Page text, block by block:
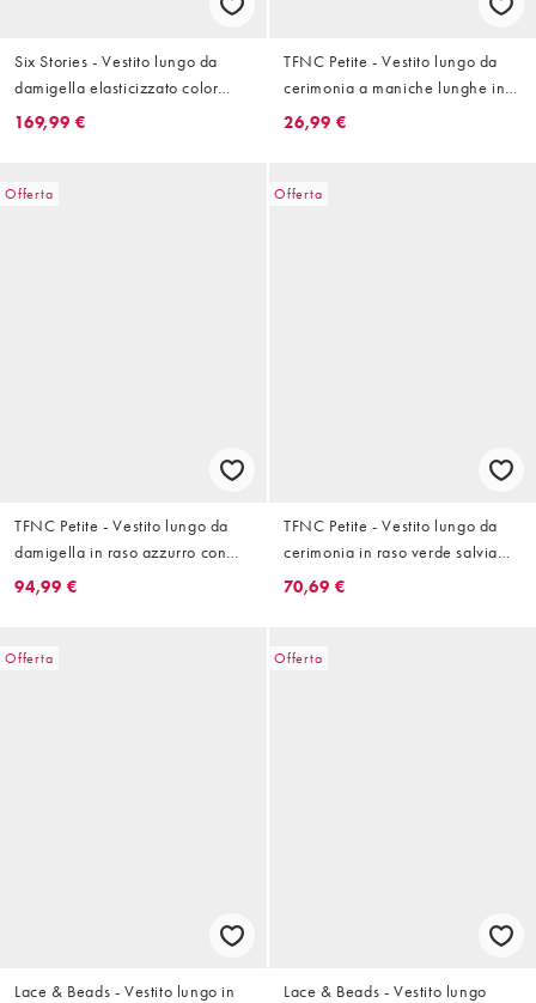
Six Stories - Vestito lungo da
damigella elasticizzato color
salvia con mantella
169,99 €
TFNC Petite - Vestito lungo da
cerimonia a maniche lunghe in
raso blu acqua
26,99 €
Offerta
TFNC Petite - Vestito lungo da
damigella in raso azzurro con
scollo ad anello sul davanti e sul
94,99 €
Offerta
TFNC Petite - Vestito lungo da
cerimonia in raso verde salvia
allacciato al collo con scollo
70,69 €
Offerta
Lace & Beads - Vestito lungo in
Offerta
Lace & Beads - Vestito lungo